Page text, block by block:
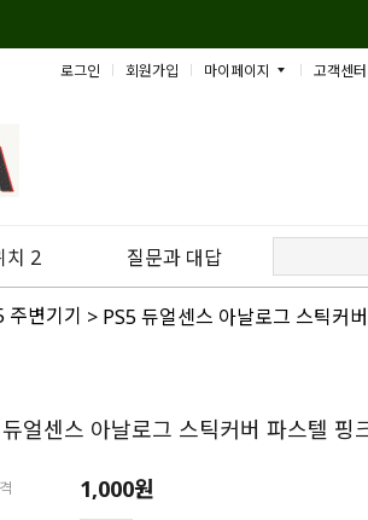
로그인 회원가입 마이페이지 고객센터
치 2 질문과 대답
주변기기 > PS5 듀얼센스 아날로그 스틱커
얼센스 아날로그 스틱커버 파스텔 핑
1,000원